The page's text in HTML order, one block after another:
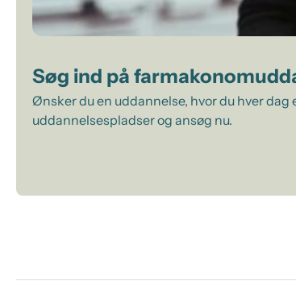
Søg ind på
Ønsker du en uddannelse, hvor du hver dag
uddannelsespladser og ansøg nu.